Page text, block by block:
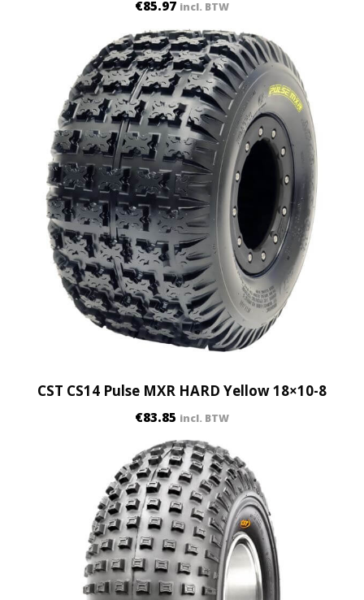
€85.97 incl. BTW
CST CS14 Pulse MXR HARD Yellow 18×10-8
€83.85 incl. BTW